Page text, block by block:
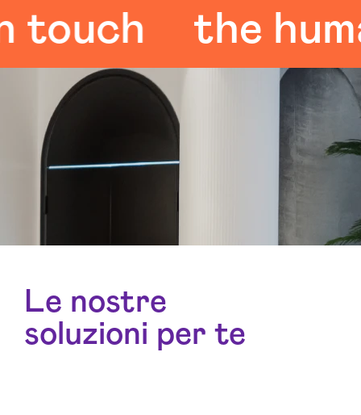
the human
Le nostre
soluzioni per te